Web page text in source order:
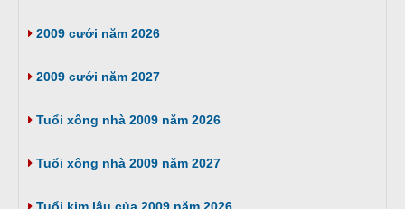
2009 cưới năm 2026
2009 cưới năm 2027
Tuổi xông nhà 2009 năm 2026
Tuổi xông nhà 2009 năm 2027